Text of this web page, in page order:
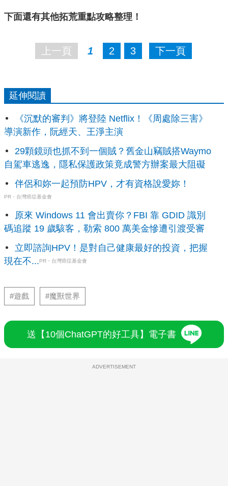
下面還有其他拓荒重點攻略整理！
上一頁 1 2 3 下一頁
延伸閱讀
《沉默的審判》將登陸 Netflix！《周處除三害》
導演新作，阮經天、王淨主演
29顆鏡頭也抓不到一個賊？舊金山竊賊搭Waymo
自駕車逃逸，隱私保護政策竟成警方辦案最大阻礙
伴侶和妳一起預防HPV，才有資格說愛妳！
PR・台灣癌症基金會
原來 Windows 11 會出賣你？FBI 靠 GDID 識別
碼追蹤 19 歲駭客，勒索 800 萬美金慘遭引渡受審
立即諮詢HPV！是對自己健康最好的投資，把握
現在不...PR・台灣癌症基金會
#遊戲 #魔獸世界
送【10個ChatGPT的好工具】電子書
ADVERTISEMENT